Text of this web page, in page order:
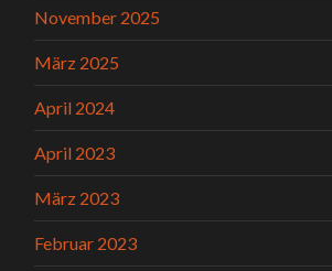
November 2025
März 2025
April 2024
April 2023
März 2023
Februar 2023